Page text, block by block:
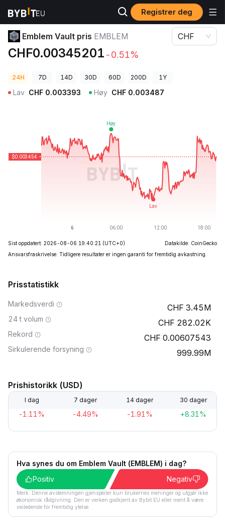
Registrer deg
Kryptopriser Emblem Vault pris EMBLEM
Emblem Vault pris EMBLEM
CHF0.00345201 -0.51%
CHF
24H 7D 14D 30D 60D 200D 1Y
Lav CHF 0.003393 Høy CHF 0.003487
Sist oppdatert: 2026-08-06 19:40:21 (UTC+0)
Datakilde: CoinGecko
Ansvarsfraskrivelse: Tidligere resultater er ingen garanti for fremtidig avkastning.
Prisstatistikk
Markedsverdi 3.45M
24 t volum 282.02K
Rekord 0.00607543
Sirkulerende forsyning 999.99M
Prishistorikk (USD)
I dag 7 dager 14 dager 30 dager
-1.11% -4.49% -1.91% +8.31%
Hva synes du om Emblem Vault (EMBLEM) i dag?
Positiv
Negativ
Merk: Denne avstemningen gjenspeiler kun brukernes meninger og utgjør ikke
økonomisk rådgivning. Den er verken godkjent av Bybit EU eller ment å være
veiledende for fremtidig ytelse.